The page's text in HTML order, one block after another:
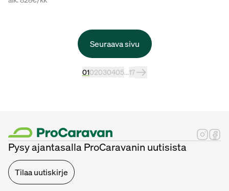
Seuraava sivu
0102030405...17
Pysy ajantasalla ProCaravanin uutisista
Tilaa uutiskirje